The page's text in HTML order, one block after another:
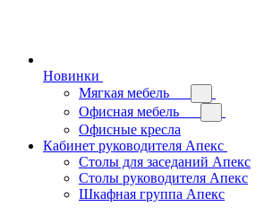
Новинки
Мягкая мебель
Офисная мебель
Офисные кресла
Кабинет руководителя Апекс
Столы для заседаний Апекс
Столы руководителя Апекс
Шкафная группа Апекс